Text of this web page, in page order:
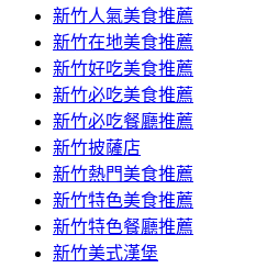
新竹人氣美食推薦
新竹在地美食推薦
新竹好吃美食推薦
新竹必吃美食推薦
新竹必吃餐廳推薦
新竹披薩店
新竹熱門美食推薦
新竹特色美食推薦
新竹特色餐廳推薦
新竹美式漢堡